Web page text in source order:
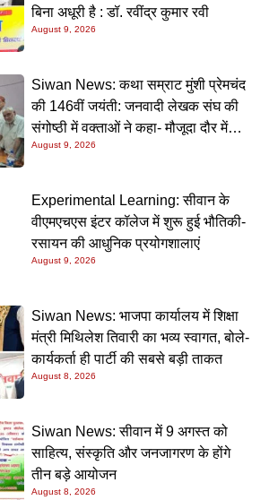
बिना अधूरी है : डॉ. रवींद्र कुमार रवी
August 9, 2026
Siwan News: कथा सम्राट मुंशी प्रेमचंद
की 146वीं जयंती: जनवादी लेखक संघ की
संगोष्ठी में वक्ताओं ने कहा- मौजूदा दौर में
प्रेमचंद की रचनाएं और अधिक प्रासंगिक
August 9, 2026
Experimental Learning: सीवान के
वीएमएचएस इंटर कॉलेज में शुरू हुई भौतिकी-
रसायन की आधुनिक प्रयोगशालाएं
August 9, 2026
Siwan News: भाजपा कार्यालय में शिक्षा
मंत्री मिथिलेश तिवारी का भव्य स्वागत, बोले-
कार्यकर्ता ही पार्टी की सबसे बड़ी ताकत
August 8, 2026
Siwan News: सीवान में 9 अगस्त को
साहित्य, संस्कृति और जनजागरण के होंगे
तीन बड़े आयोजन
August 8, 2026